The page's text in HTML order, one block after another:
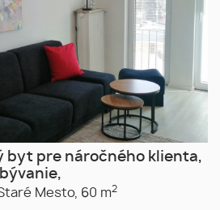
byt pre náročného klienta,
Mesto, 60 m2